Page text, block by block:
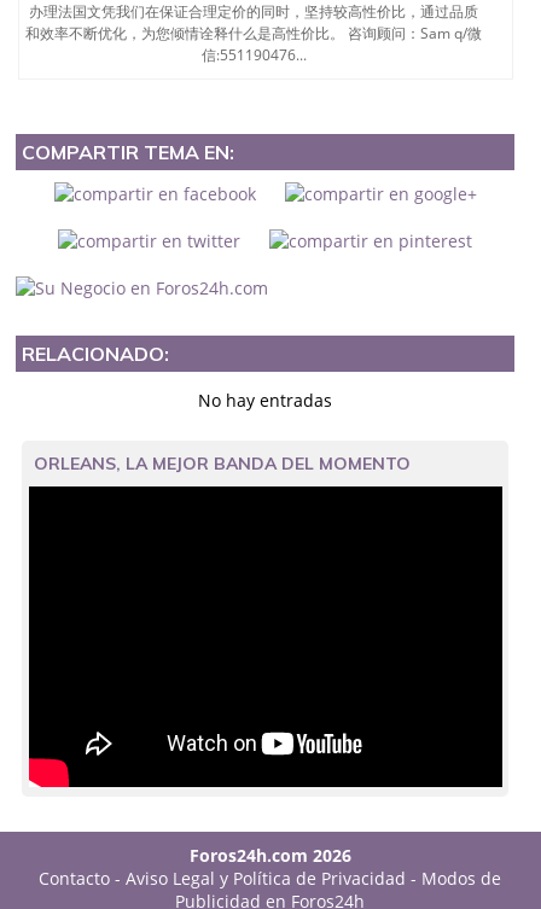
办理法国文凭我们在保证合理定价的同时，坚持较高性价比，通过品质
和效率不断优化，为您倾情诠释什么是高性价比。 咨询顾问：Sam q/微
信:551190476...
COMPARTIR TEMA EN:
RELACIONADO:
No hay entradas
ORLEANS, LA MEJOR BANDA DEL MOMENTO
Foros24h.com 2026
Contacto -Aviso Legal y Política de Privacidad - Modos de
Publicidad en Foros24h